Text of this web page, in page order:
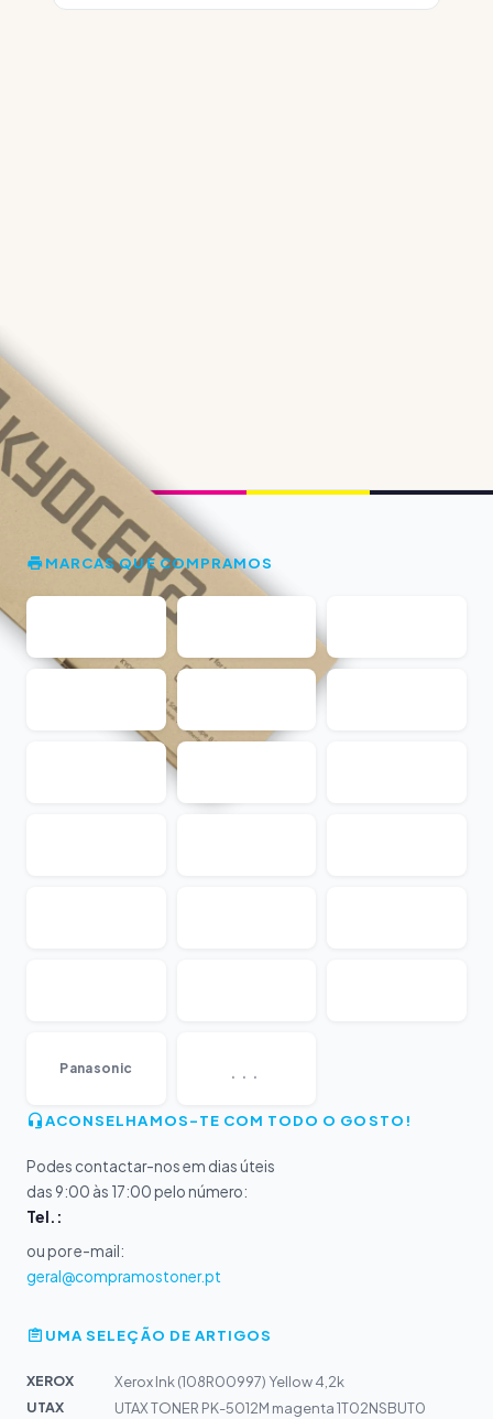
MARCAS QUE COMPRAMOS
Panasonic ...
ACONSELHAMOS-TE COM TODO O GOSTO!
Podes contactar-nos em dias úteis
das 9:00 às 17:00 pelo número:
Tel.:
ou por e-mail:
geral@compramostoner.pt
UMA SELEÇÃO DE ARTIGOS
XEROX
Xerox Ink (108R00997) Yellow 4,2k
UTAX
UTAX TONER PK-5012M magenta 1T02NSBUT0